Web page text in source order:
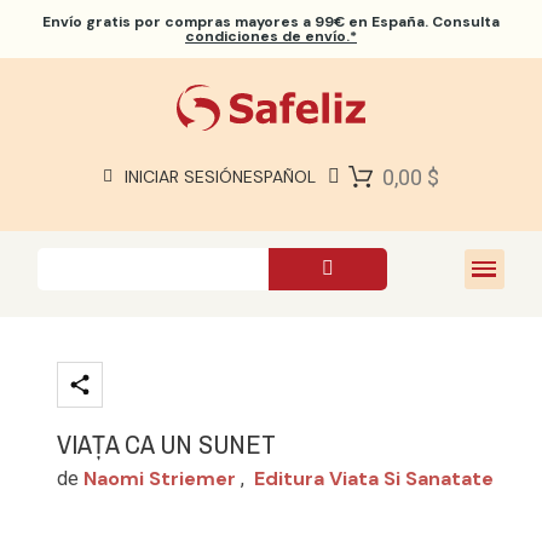
Envío gratis por compras mayores a 99€ en España. Consulta
condiciones de envío.*
INICIAR SESIÓNESPAÑOL 0,00 $
VIAȚA CA UN SUNET
de Naomi Striemer , Editura Viata Si Sanatate